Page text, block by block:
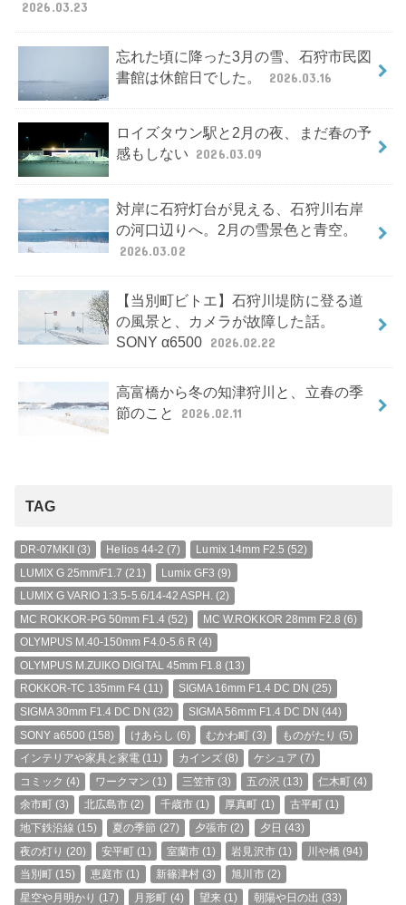
2026.03.23
忘れた頃に降った3月の雪、石狩市民図
書館は休館日でした。
2026.03.16
ロイズタウン駅と2月の夜、まだ春の予
感もしない 2026.03.09
対岸に石狩灯台が見える、石狩川右岸
の河口辺りへ。2月の雪景色と青空。
2026.03.02
【当別町ビトエ】石狩川堤防に登る道
の風景と、カメラが故障した話。
SONY α6500 2026.02.22
高富橋から冬の知津狩川と、立春の季
節のこと
2026.02.11
TAG
DR-07MKII (3) Helios 44-2 (7) Lumix 14mm F2.5 (52)
LUMIX G 25mm/F1.7 (21) Lumix GF3 (9)
LUMIX G VARIO 1:3.5-5.6/14-42 ASPH. (2)
MC ROKKOR-PG 50mm F1.4(52) MC W.ROKKOR 28mm F2.8 (6)
OLYMPUS M.40-150mm F4.0-5.6 R (4)
OLYMPUS M.ZUIKO DIGITAL 45mm F1.8 (13)
ROKKOR-TC 135mm F4 (11) SIGMA 16mm F1.4 DC DN (25)
SIGMA 30mm F1.4 DC DN (32) SIGMA 56mm F1.4 DC DN (44)
SONY a6500 (158) けあらし (6) むかわ町 (3) ものがたり (5)
インテリアや家具と家電 (11) カインズ(8) ケシュア (7)
コミック (4) ワークマン (1) 三笠市 (3) 五の沢 (13) 仁木町 (4)
余市町(3) 北広島市 (2) 千歳市(1) 厚真町 (1) 古平町 (1)
地下鉄沿線 (15) 夏の季節 (27) 夕張市 (2) 夕日 (43)
夜の灯り (20) 安平町 (1) 室蘭市(1) 岩見沢市(1) 川や橋 (94)
当別町(15) 恵庭市 (1) 新篠津村(3) 旭川市(2)
星空や月明かり (17) 月形町 (4) 望来 (1) 朝陽や日の出 (33)